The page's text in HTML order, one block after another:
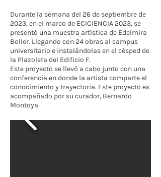
Durante la semana del 26 de septiembre de
2023, en el marco de ECICIENCIA 2023, se
presentó una muestra artística de Edelmira
Boller. Llegando con 24 obras al campus
universitario e instalándolas en el césped de
la Plazoleta del Edificio F.
Este proyecto se llevó a cabo junto con una
conferencia en donde la artista comparte el
conocimiento y trayectoria. Este proyecto es
acompañado por su curador, Bernardo
Montoya